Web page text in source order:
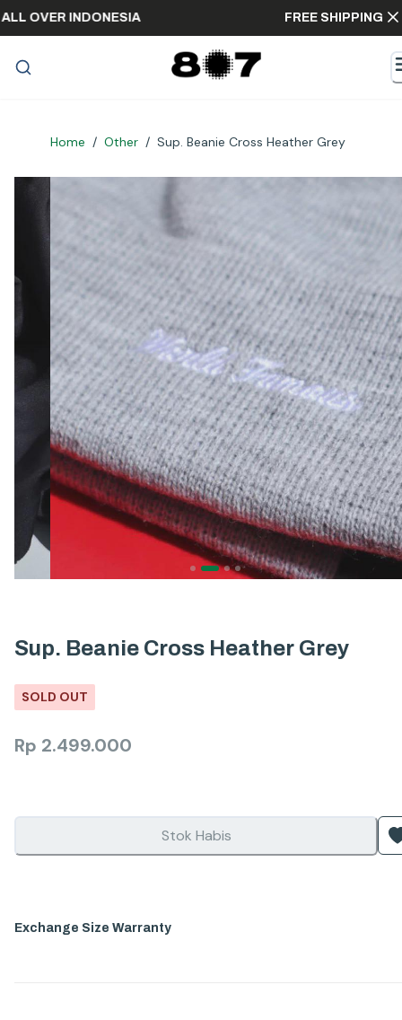
ALL OVER INDONESIA FREE
Home / Other / Sup. Beanie Cross Heather Grey
Sup. Beanie Cross Heather Grey
SOLD OUT
Rp 2.499.000
Stok Habis
Exchange Size Warranty